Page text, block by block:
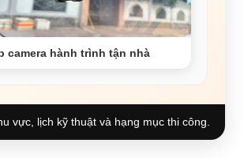
camera hành trình tận nhà
vực, lịch kỹ thuật và hạng mục thi công.